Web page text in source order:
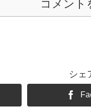
コメント
シェ